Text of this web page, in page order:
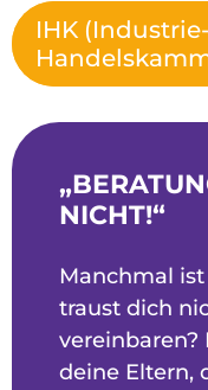
IHK
NICHT!“
Manchmal
traust dich
vereinbaren?
deine Eltern,